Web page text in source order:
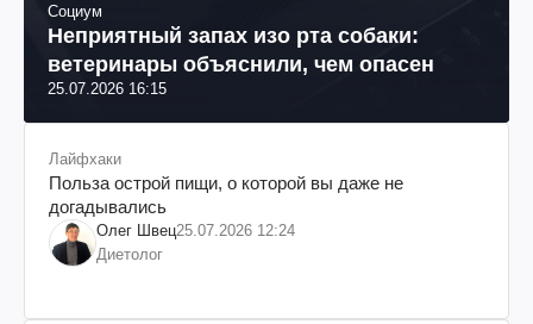
Социум
Неприятный запах изо рта собаки:
ветеринары объяснили, чем опасен
25.07.2026 16:15
Лайфхаки
Польза острой пищи, о которой вы даже не
догадывались
Олег Швец25.07.2026 12:24
Диетолог